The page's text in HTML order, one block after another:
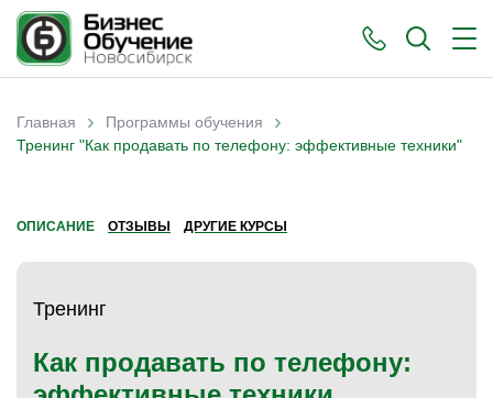
Вы здесь
Главная › Программы обучения ›
Тренинг "Как продавать по телефону: эффективные техники"
ОПИСАНИЕ ОТЗЫВЫ ДРУГИЕ КУРСЫ
Тренинг
Как продавать по телефону: